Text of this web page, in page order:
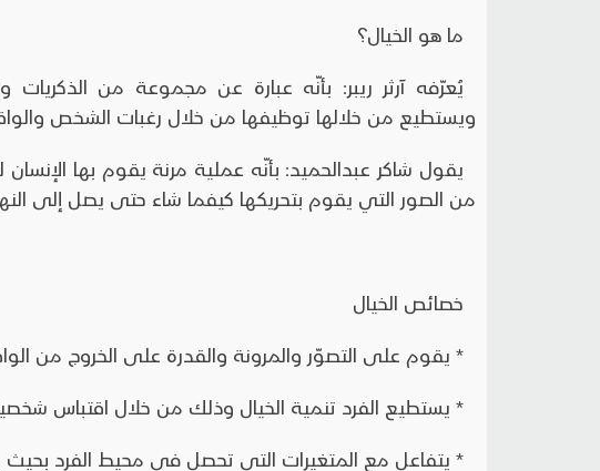
ما هو الخيال؟
يُعرّفه آرثر ريبر: بأنّه عبارة عن مجموعة من الذكريات
ويستطيع من خلالها توظيفها من خلال رغبات الشخص
يقول شاكر عبدالحميد: بأنّه عملية مرنة يقوم بها
من الصور التي يقوم بتحريكها كيفما شاء حتى يصل إلى
خصائص الخيال
* يقوم على التصوّر والمرونة والقدرة على الخروج من
* يستطيع الفرد تنمية الخيال وذلك من خلال اقتباس
* يتفاعل مع المتغيرات التي تحصل في محيط الفرد بحيث